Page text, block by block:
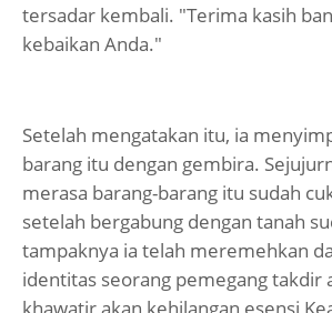
tersadar kembali. "Terima kasih
kebaikan Anda."
Setelah mengatakan itu, ia
barang itu dengan gembira.
merasa barang-barang itu sudah
setelah bergabung dengan tanah
tampaknya ia telah meremehkan
identitas seorang pemegang takdir
khawatir akan kehilangan esensi